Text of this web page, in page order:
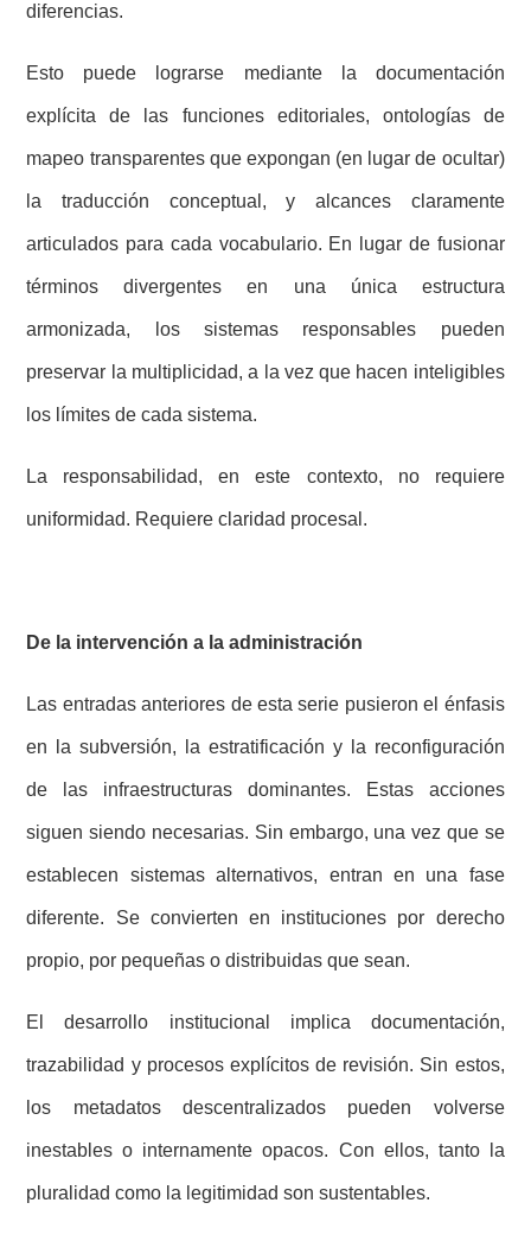
diferencias.
Esto puede lograrse mediante la documentación
explícita de las funciones editoriales, ontologías de
mapeo transparentes que expongan (en lugar de ocultar)
la traducción conceptual, y alcances claramente
articulados para cada vocabulario. En lugar de fusionar
términos divergentes en una única estructura
armonizada, los sistemas responsables pueden
preservar la multiplicidad, a la vez que hacen inteligibles
los límites de cada sistema.
La responsabilidad, en este contexto, no requiere
uniformidad. Requiere claridad procesal.
De la intervención a la administración
Las entradas anteriores de esta serie pusieron el énfasis
en la subversión, la estratificación y la reconfiguración
de las infraestructuras dominantes. Estas acciones
siguen siendo necesarias. Sin embargo, una vez que se
establecen sistemas alternativos, entran en una fase
diferente. Se convierten en instituciones por derecho
propio, por pequeñas o distribuidas que sean.
El desarrollo institucional implica documentación,
trazabilidad y procesos explícitos de revisión. Sin estos,
los metadatos descentralizados pueden volverse
inestables o internamente opacos. Con ellos, tanto la
pluralidad como la legitimidad son sustentables.